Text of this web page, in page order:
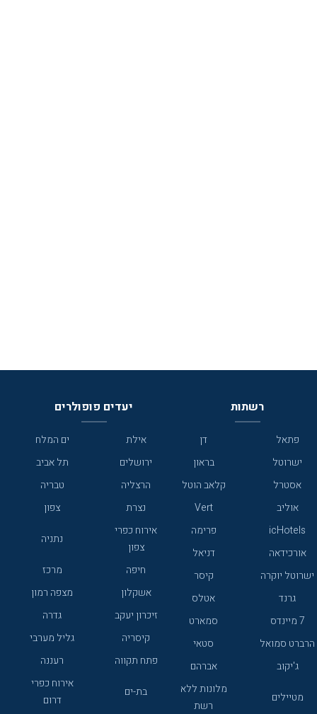
רשתות
פתאל
דן
ישרוטל
בראון
אסטרל
קלאב הוטל
אוליב
Vert
icHotels
פרימה
אורכידאה
דניאל
ישרוטל יוקרה
קיסר
גרנד
אטלס
7 מיינדס
סמארט
הרברט סמואל
סטאי
ג'יקוב
אברהם
מטיילים
מלונות ללא
רשת
יעדים פופולרים
אילת
ים המלח
ירושלים
תל אביב
הרצליה
טבריה
נצרת
צפון
אירוח כפרי
צפון
נתניה
חיפה
מרכז
אשקלון
מצפה רמון
זיכרון יעקב
גדרה
קיסריה
גליל מערבי
פתח תקווה
רעננה
בת-ים
אירוח כפרי
דרום